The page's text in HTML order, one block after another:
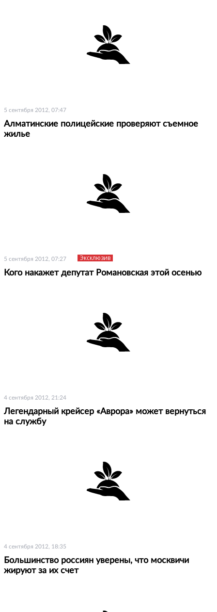
5 сентября 2012, 07:47
Алматинские полицейские проверяют съемное
жилье
5 сентября 2012, 07:27 Эксклюзив
Кого накажет депутат Романовская этой осенью
4 сентября 2012, 21:24
Легендарный крейсер «Аврора» может вернуться
на службу
4 сентября 2012, 18:35
Большинство россиян уверены, что москвичи
жируют за их счет